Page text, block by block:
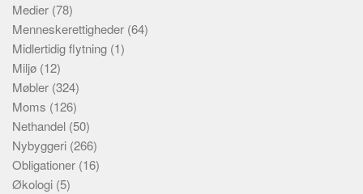
Medier (78)
Menneskerettigheder (64)
Midlertidig flytning (1)
Miljø (12)
Møbler (324)
Moms (126)
Nethandel (50)
Nybyggeri (266)
Obligationer (16)
Økologi (5)